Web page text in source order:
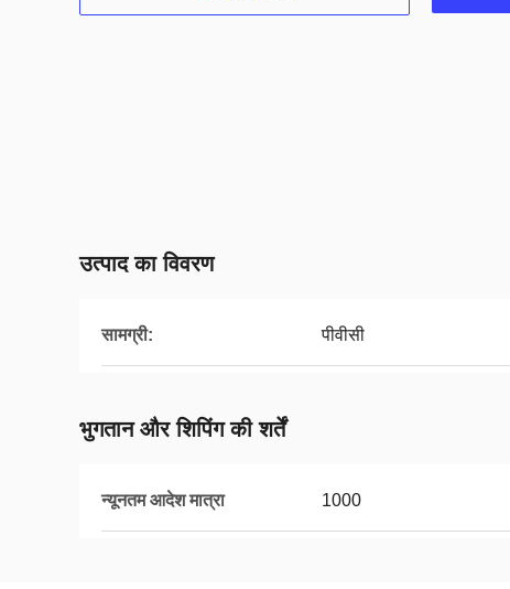
उत्पाद का विवरण
सामग्री: पीवीसी
भुगतान और शिपिंग की शर्तें
न्यूनतम आदेश मात्रा 1000